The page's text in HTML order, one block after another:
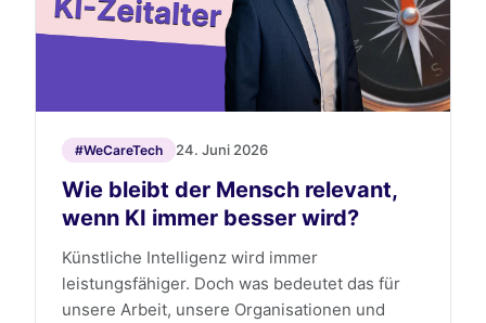
#WeCareTech 24. Juni 2026
Wie bleibt der Mensch relevant,
wenn KI immer besser wird?
Künstliche Intelligenz wird immer
leistungsfähiger. Doch was bedeutet das für
unsere Arbeit, unsere Organisationen und